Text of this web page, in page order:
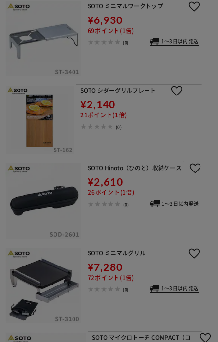
SOTO ミニマルワークトップ
¥6,930
69ポイント(1倍)
(0) 1～3日以内発送
SOTO シダーグリルプレート
¥2,140
21ポイント(1倍)
(0)
SOTO Hinoto（ひのと）収納ケース
¥2,610
26ポイント(1倍)
(0) 1～3日以内発送
SOTO ミニマルグリル
¥7,280
72ポイント(1倍)
(0) 1～3日以内発送
SOTO マイクロトーチ COMPACT（コ